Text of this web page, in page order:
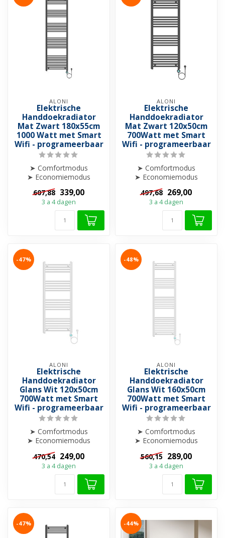
ALONI
Elektrische
Handdoekradiator
Mat Zwart 180x55cm
1000 Watt met Smart
Wifi - programeerbaar
➤ Comfortmodus
➤ Economiemodus
➤ Boostfunctie
➤ Open-raamdet...
607,88 339,00
3 a 4 dagen
ALONI
Elektrische
Handdoekradiator
Mat Zwart 120x50cm
700Watt met Smart
Wifi - programeerbaar
➤ Comfortmodus
➤ Economiemodus
➤ Boostfunctie
➤ Open-raamdet...
497,68 269,00
3 a 4 dagen
-47%
ALONI
Elektrische
Handdoekradiator
Glans Wit 120x50cm
700Watt met Smart
Wifi - programeerbaar
➤ Comfortmodus
➤ Economiemodus
➤ Weekprogramma
➤ Boostfunctie
➤ Open-raamdet...
470,54 249,00
3 a 4 dagen
-48%
ALONI
Elektrische
Handdoekradiator
Glans Wit 160x50cm
700Watt met Smart
Wifi - programeerbaar
➤ Comfortmodus
➤ Economiemodus
➤ Weekprogramma
➤ Boostfunctie
➤ Open-raamdet...
560,15 289,00
3 a 4 dagen
-47% -44%